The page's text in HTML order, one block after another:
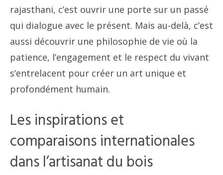
rajasthani, c’est ouvrir une porte sur un passé
qui dialogue avec le présent. Mais au-delà, c’est
aussi découvrir une philosophie de vie où la
patience, l’engagement et le respect du vivant
s’entrelacent pour créer un art unique et
profondément humain.
Les inspirations et
comparaisons internationales
dans l’artisanat du bois